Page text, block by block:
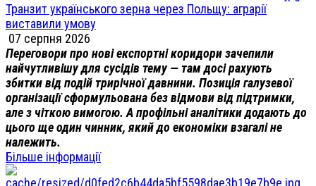
Транзит українського зерна через Польщу: аграрії
виставили умову
07 серпня 2026
Переговори про нові експортні коридори зачепили
найчутливішу для сусідів тему — там досі рахують
збитки від подій трирічної давнини. Позиція галузевої
організації сформульована без відмови від підтримки,
але з чіткою вимогою. А профільні аналітики додають до
цього ще один чинник, який до економіки взагалі не
належить.
Більше інформації